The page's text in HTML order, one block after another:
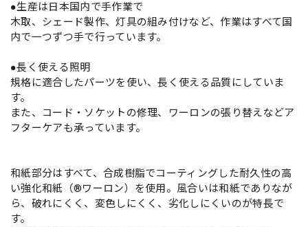
●生産は日本国内で手作業で
木取、シェード製作、灯具の組み付けなど、作業はすべて国
内で一つずつ手で行っています。
●長く使える照明
規格に適合したパーツを使い、長く使える品質にしていま
す。
また、コード・ソケットの修理、ワーロンの張り替えなどア
フターケアも承っています。
和紙部分はすべて、合成樹脂でコーティングした耐久性の高
い強化和紙（®ワーロン）を使用。風合いは和紙でありなが
ら、破れにくく、変色しにくく、劣化しにくいのが特長で
す。